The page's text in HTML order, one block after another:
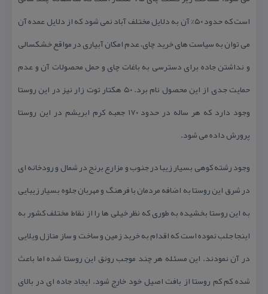
است كه حدود ۵۰% آن به دلایل مختلف آباد نمی شود كه از دلایل عمده آن
می توان به سیاست های خرید چای، عدم امكان آبیاری در مواقع خشكسالی
و نداشتن جاده برای دسترسی به باغات چای و حمل محصولات آن و عدم
حمایت جدی از این محصول نام برد. ۵۰ هكتار توت زار نیز در این روستا
وجود دارد كه هر ساله در حدود ۱۷۰ جعبه كرم ابریشم در این روستا
پرورش داده می شود.
وجود رشته كوهی بسیار زیبا در جنوب و مزارع برنج در شمال و رودخانه ای
در شرق این روستا به اضافه مردمان با فرهنگ و مهربان جلوه بسیار زیبایی
به این روستا بخشیده به طوری كه نظر خیلی ها را از نقاط مختلف كشور به
اینجا جلب نموده است كه اقدام به خرید زمین و ساخت و ساز منازل ویلایی
در آن نمودند. این مسئله هر چند موجب رونق این روستا شده اما باعث
شده كم كم روستا از بافت اصیل خود خارج شود. ایجاد جاده ای در بالای